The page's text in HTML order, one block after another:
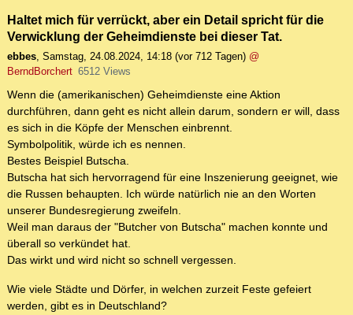
Haltet mich für verrückt, aber ein Detail spricht für die
Verwicklung der Geheimdienste bei dieser Tat.
ebbes, Samstag, 24.08.2024, 14:18 (vor 712 Tagen) @
BerndBorchert 6512 Views
Wenn die (amerikanischen) Geheimdienste eine Aktion
durchführen, dann geht es nicht allein darum, sondern er will, dass
es sich in die Köpfe der Menschen einbrennt.
Symbolpolitik, würde ich es nennen.
Bestes Beispiel Butscha.
Butscha hat sich hervorragend für eine Inszenierung geeignet, wie
die Russen behaupten. Ich würde natürlich nie an den Worten
unserer Bundesregierung zweifeln.
Weil man daraus der "Butcher von Butscha" machen konnte und
überall so verkündet hat.
Das wirkt und wird nicht so schnell vergessen.
Wie viele Städte und Dörfer, in welchen zurzeit Feste gefeiert
werden, gibt es in Deutschland?